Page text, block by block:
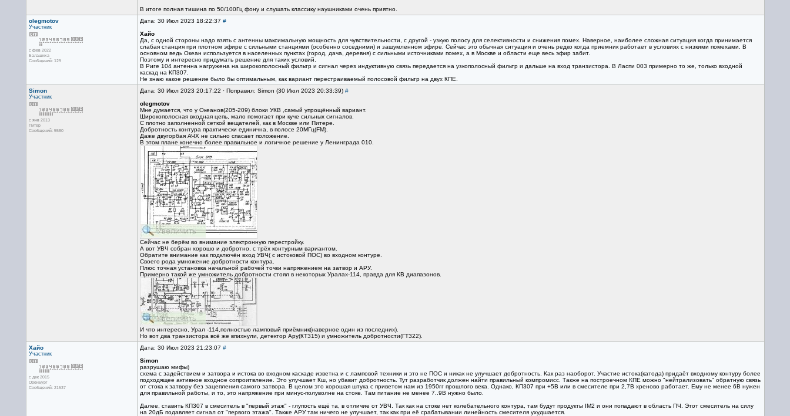
В итоге полная тишина по 50/100Гц фону и слушать классику наушниками очень приятно.
olegmotov
Участник
с фев 2022
Балашиха
Сообщений: 129
Дата: 30 Июл 2023 18:22:37 #
Хайо
Да, с одной стороны надо взять с антенны максимальную мощность для чувствительности, с другой - узкую полосу для селективности и снижения помех. Наверное, наиболее сложная ситуация когда принимается
слабая станция при плотном эфире с сильными станциями (особенно соседними) и зашумленном эфире. Сейчас это обычная ситуация и очень редко когда приемник работает в условиях с низкими помехами. В
основном ведь Океан используется в населенных пунктах (город, дача, деревня) с сильными источниками помех, а в Москве и области еще весь эфир забит.
Поэтому и интересно придумать решение для таких условий.
В Риге 104 антенна нагружена на широкополосный фильтр и сигнал через индуктивную связь передается на узкополосный фильтр и дальше на вход транзистора. В Ласпи 003 примерно то же, только входной
каскад на КП307.
Не знаю какое решение было бы оптимальным, как вариант перестраиваемый полосовой фильтр на двух КПЕ.
Simon
Участник
с янв 2013
Питер
Сообщений: 5580
Дата: 30 Июл 2023 20:17:22 · Поправил: Simon (30 Июл 2023 20:33:39) #
olegmotov
Мне думается, что у Океанов(205-209) блоки УКВ ,самый упрощённый вариант.
Широкополосная входная цепь, мало помогает при куче сильных сигналов.
С плотно заполненной сеткой вещателей, как в Москве или Питере.
Добротность контура практически единична, в полосе 20МГц(FM).
Даже двугорбая АЧХ не сильно спасает положение.
В этом плане конечно более правильное и логичное решение у Ленинграда 010.
Сейчас не берём во внимание электронную перестройку.
А вот УВЧ собран хорошо и добротно, с трёх контурным вариантом.
Обратите внимание как подключён вход УВЧ( с истоковой ПОС) во входном контуре.
Своего рода умножение добротности контура.
Плюс точная установка начальной рабочей точки напряжением на затвор и АРУ.
Примерно такой же умножитель добротности стоял в некоторых Уралах-114, правда для КВ диапазонов.
И что интересно, Урал -114,полностью ламповый приёмник(наверное один из последних).
Но вот два транзистора всё же впихнули, детектор Ару(КТ315) и умножитель добротности(ГТ322).
Хайо
Участник
с дек 2015
Оренбург
Сообщений: 21537
Дата: 30 Июл 2023 21:23:07 #
Simon
разрушаю мифы)
схема с задействием и затвора и истока во входном каскаде изветна и с ламповой техники и это не ПОС и никак не улучшает добротность. Как раз наоборот. Участие истока(катода) придаёт входному контуру более
подходящее активное входное сопроитвление. Это улучшает Кш, но убавит добротность. Тут разработчик должен найти правильный компромисс. Также на построечном КПЕ можно "нейтрализовать" обратную связь
от стока к затвору без зацепления самого затвора. В целом это хорошая штука с приветом нам из 1950гг прошлого века. Однако, КП307 при +5В или в смесителе при 2,7В хреново работает. Ему не менее 6В нужен
для правильной работы, и то, это напряжение при минус-полуволне на стоке. Там питание не менее 7..9В нужно было.
Далее, ставить КП307 в смеситель в "первый этаж" - глупость ещё та, в отличие от УВЧ. Так как на стоке нет колебательного контура, там будут продукты IM2 и они попадают в область ПЧ. Этот смеситель на силу
на 20дБ подавляет сигнал от "первого этажа". Также АРУ там ничего не улучшает, так как при её срабатывании линейность смесителя ухудшается.